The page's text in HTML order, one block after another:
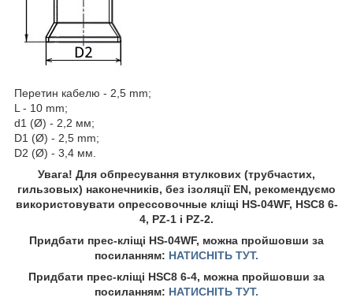
Перетин кабелю - 2,5 mm;
L - 10 mm;
d1 (Ø) - 2,2 мм;
D1 (Ø) - 2,5 mm;
D2 (Ø) - 3,4 мм.
Увага! Для обпресування втулкових (трубчастих,
гильзовых) наконечників, без ізоляції EN, рекомендуємо
використовувати опрессовочные кліщі HS-04WF, HSC8 6-
4, PZ-1 і PZ-2.
Придбати прес-кліщі HS-04WF, можна пройшовши за
посиланням: НАТИСНІТЬ ТУТ.
Придбати прес-кліщі HSC8 6-4, можна пройшовши за
посиланням: НАТИСНІТЬ ТУТ.